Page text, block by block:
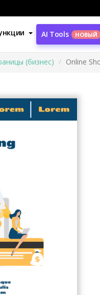
AI Tools НОВЫЙ
(бизнес) Online